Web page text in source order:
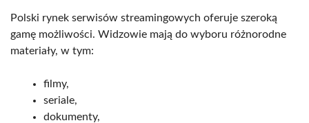
Polski rynek serwisów streamingowych oferuje szeroką
gamę możliwości. Widzowie mają do wyboru różnorodne
materiały, w tym:
filmy,
seriale,
dokumenty,